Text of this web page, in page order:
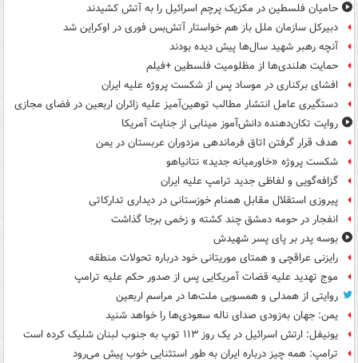
حامیان فلسطین در مکزیک پرچم اسرائیل را به آتش کشیدند
دبیرکل سازمان ملل باز هم خواستار آتش‌بس فوری در اوکراین شد
آنچه رهبر شهید سال‌ها پیش دیده بودند
حمایت هلندی‌ها از مظلومیت فلسطین +فیلم
افشای برکناری در موساد پس از شکست پروژه علیه ایران
دستگیری عامل انتشار مطالب توهین‌آمیز علیه زائران اربعین در فضای مجازی
روایت تکان‌دهنده دانش‌آموز مینابی از جنایت آمریکا
هدف قرار گرفتن اتاق‌ فرماندهی مزدوران عربستان در یمن
شکست پروژه «خاورمیانه جدید» نتانیاهو
گزافه‌گویی و لفاظی جدید ترامپ علیه ایران
پیروزی استقلال مقابل همنام خوزستانی در دیداری تدارکاتی
انفجار در حومه دمشق چند کشته و زخمی برجا گذاشت
بوسه‌ پدر بر پای پسر شهیدش
رایزنی عراقچی و همتای موریتانی خود درباره تحولات منطقه
موج تهدید علیه قضات آمریکایی پس از صدور حکم علیه ترامپ
روایتی از همدلی و همسویی ملت‌ها در مراسم اربعین
یمن: جهان به‌زودی صدای ناله سعودی‌ها را خواهد شنید
یونیفل: ارتش اسرائیل در یک روز ۱۱۳ توپ به جنوب لبنان شلیک کرده است
ترامپ: همه چیز درباره ایران به طور استثنایی خوب پیش می‌رود